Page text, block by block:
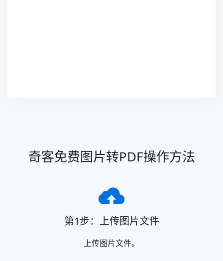
奇客免费图片转PDF操作方法
第1步：上传图片文件
上传图片文件。